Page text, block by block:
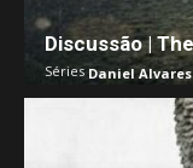
Discussão |
SériesDaniel Alvares